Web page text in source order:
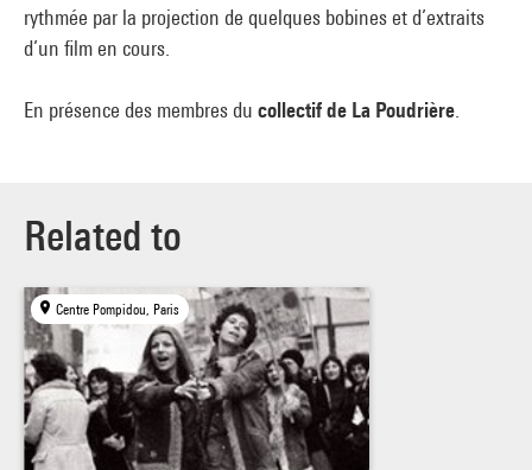
rythmée par la projection de quelques bobines et d’extraits
d’un film en cours.
En présence des membres du collectif de La Poudrière
Related to
Centre Pompidou, Paris